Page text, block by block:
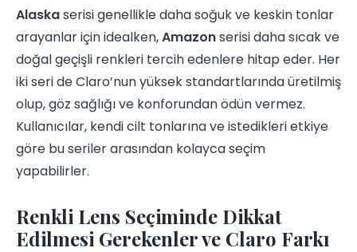
Alaskaserisi genellikle daha soğuk ve keskin tonlar
arayanlar için idealken,Amazonserisi daha sıcak ve
doğal geçişli renkleri tercih edenlere hitap eder. Her
iki seri de Claro’nun yüksek standartlarında üretilmiş
olup, göz sağlığı ve konforundan ödün vermez.
Kullanıcılar, kendi cilt tonlarına ve istedikleri etkiye
göre bu seriler arasından kolayca seçim
yapabilirler.
Renkli Lens Seçiminde Dikkat
Edilmesi Gerekenler ve Claro Farkı